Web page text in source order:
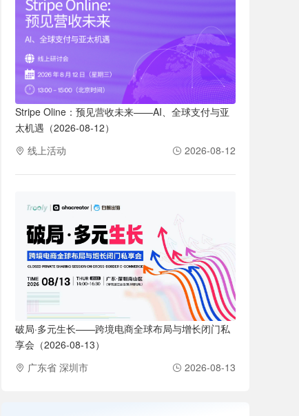
Stripe Oline：预见营收未来——AI、全球支付与亚
太机遇（2026-08-12）
线上活动
2026-08-12
破局·多元生长——跨境电商全球布局与增长闭门私
享会（2026-08-13）
广东省 深圳市
2026-08-13